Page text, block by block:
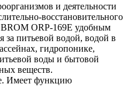
и деятельности
восстановительного
ORP-169Е удобным
за питьевой водой, водой в
гидропонике,
воды и бытовой
веществ.
Имеет функцию